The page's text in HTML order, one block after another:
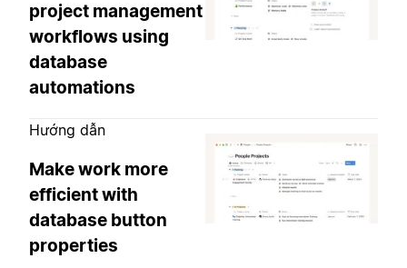
project management
workflows using
database
automations
Hướng dẫn
Make work more
efficient with
database button
properties